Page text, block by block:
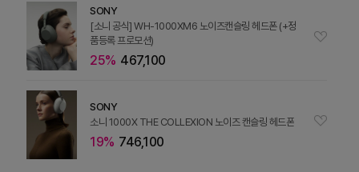
SONY
[소니 공식] WH-1000XM6 노이즈캔슬링 헤드폰 (+정
품등록 프로모션)
25% 467,100
SONY
소니 1000X THE COLLEXION 노이즈 캔슬링 헤드폰
19% 746,100